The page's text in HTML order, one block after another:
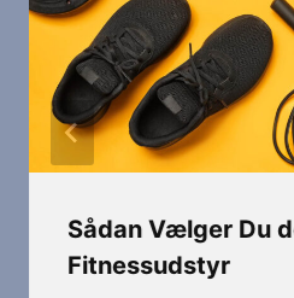
Sådan Vælger Du
Fitnessudstyr